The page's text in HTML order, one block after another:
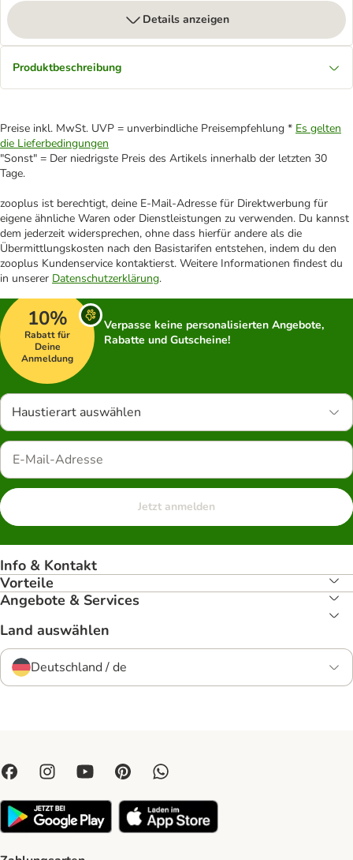
Details anzeigen
Produktbeschreibung
Preise inkl. MwSt. UVP = unverbindliche Preisempfehlung * Es gelten
die Lieferbedingungen
"Sonst" = Der niedrigste Preis des Artikels innerhalb der letzten 30
Tage.
zooplus ist berechtigt, deine E-Mail-Adresse für Direktwerbung für
eigene ähnliche Waren oder Dienstleistungen zu verwenden. Du kannst
dem jederzeit widersprechen, ohne dass hierfür andere als die
Übermittlungskosten nach den Basistarifen entstehen, indem du den
zooplus Kundenservice kontaktierst. Weitere Informationen findest du
in unserer Datenschutzerklärung.
10%
Rabatt für
Deine
Anmeldung
Verpasse keine personalisierten Angebote,
Rabatte und Gutscheine!
Haustierart auswählen
Jetzt anmelden
Info & Kontakt
Vorteile
Angebote & Services
Land auswählen
Deutschland / de